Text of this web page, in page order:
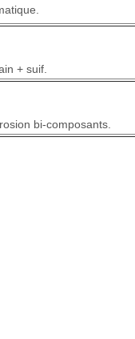
+ suif.
bi-composants.